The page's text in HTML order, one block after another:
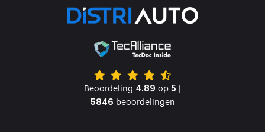
Beoordeling 4.89 op 5 |
5846 beoordelingen